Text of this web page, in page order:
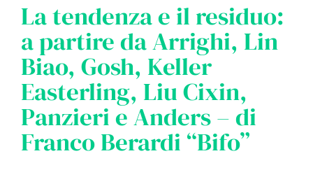
La tendenza e il residuo:
a partire da Arrighi, Lin
Biao, Gosh, Keller
Easterling, Liu Cixin,
Panzieri e Anders – di
Franco Berardi “Bifo”